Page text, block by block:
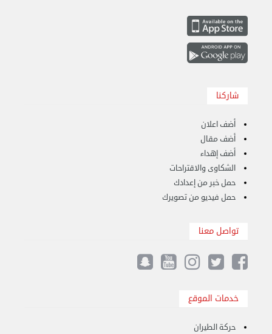
نقل عفش الكويت 50767633 هاف لوري نقل أغراض ...
شاركنا
أضف اعلان
أضف مقال
أضف إهداء
الشكاوى والاقتراحات
حمل خبر من إعدادك
حمل فيديو من تصويرك
تواصل معنا
خدمات الموقع
حركة الطيران